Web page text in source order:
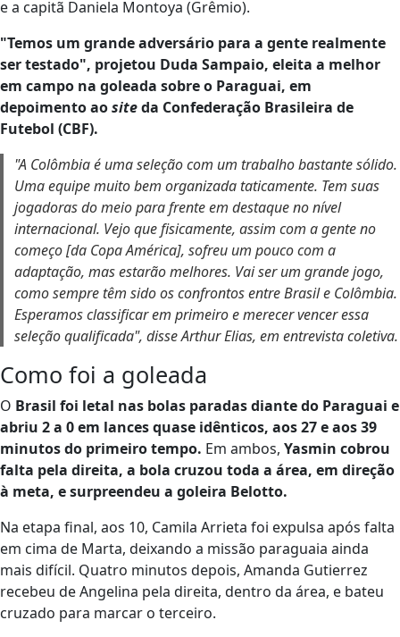
e a capitã Daniela Montoya (Grêmio).
"Temos um grande adversário para a gente realmente
ser testado", projetou Duda Sampaio, eleita a melhor
em campo na goleada sobre o Paraguai, em
depoimento aositeda Confederação Brasileira de
Futebol (CBF).
"A Colômbia é uma seleção com um trabalho bastante sólido.
Uma equipe muito bem organizada taticamente. Tem suas
jogadoras do meio para frente em destaque no nível
internacional. Vejo que fisicamente, assim com a gente no
começo [da Copa América], sofreu um pouco com a
adaptação, mas estarão melhores. Vai ser um grande jogo,
como sempre têm sido os confrontos entre Brasil e Colômbia.
Esperamos classificar em primeiro e merecer vencer essa
seleção qualificada", disse Arthur Elias, em entrevista coletiva.
Como foi a goleada
O Brasil foi letal nas bolas paradas diante do Paraguai e
abriu 2 a 0 em lances quase idênticos, aos 27 e aos 39
minutos do primeiro tempo. Em ambos, Yasmin cobrou
falta pela direita, a bola cruzou toda a área, em direção
à meta, e surpreendeu a goleira Belotto.
Na etapa final, aos 10, Camila Arrieta foi expulsa após falta
em cima de Marta, deixando a missão paraguaia ainda
mais difícil. Quatro minutos depois, Amanda Gutierrez
recebeu de Angelina pela direita, dentro da área, e bateu
cruzado para marcar o terceiro.